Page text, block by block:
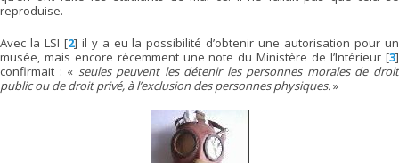
reproduise.
Avec la LSI [2] il y a eu la possibilité d’obtenir une autorisation pour un
musée, mais encore récemment une note du Ministère de l’Intérieur [3]
confirmait : « seules peuvent les détenir les personnes morales de droit
public ou de droit privé, à l’exclusion des personnes physiques.»